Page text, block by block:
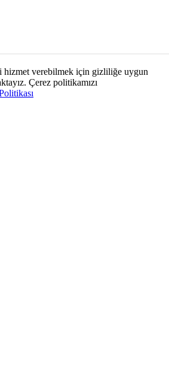
hizmet verebilmek için gizliliğe uygun
Çerez politikamızı